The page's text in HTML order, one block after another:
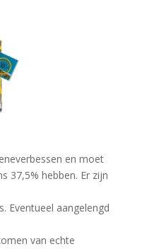
en moet
37,5% hebben. Er zijn
Eventueel aangelengd
van echte